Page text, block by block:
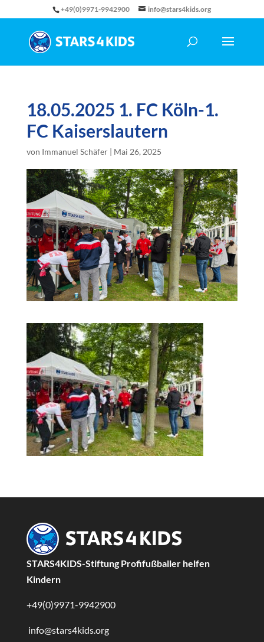
+49(0)9971-9942900 info@stars4kids.org
18.05.2025 1. FC Köln-1.
FC Kaiserslautern
von Immanuel Schäfer| Mai 26, 2025
STARS4KIDS-Stiftung Profifußballer helfen
Kindern
+49(0)9971-9942900
info@stars4kids.org